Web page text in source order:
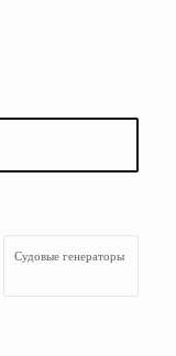
Судовые генераторы